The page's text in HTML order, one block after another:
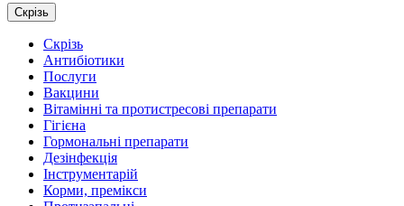
Скрізь
Скрізь
Антибіотики
Послуги
Вакцини
Вітамінні та протистресові препарати
Гігієна
Гормональні препарати
Дезінфекція
Інструментарій
Корми, премікси